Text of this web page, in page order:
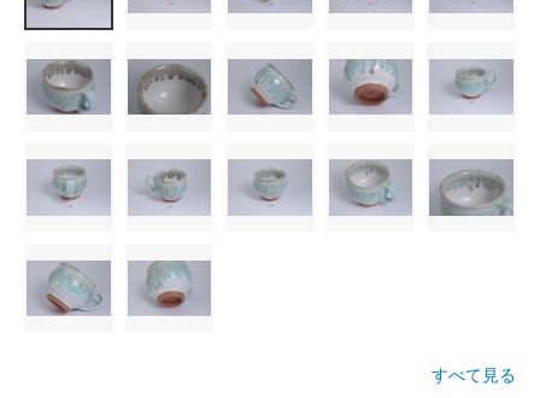
すべて見る